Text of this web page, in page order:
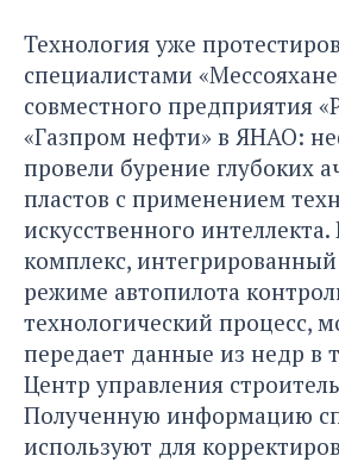
Технология уже
специалистами
совместного предприятия
«Газпром нефти» в ЯНАО:
провели бурение глубоких
пластов с применением
искусственного
комплекс, интегрированный
режиме автопилота
технологический процесс,
передает данные из недр в
Центр управления
Полученную информацию
используют для